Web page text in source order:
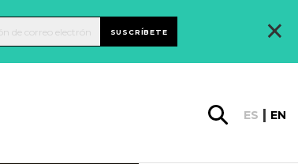
SUSCRÍBETE ×
ES EN